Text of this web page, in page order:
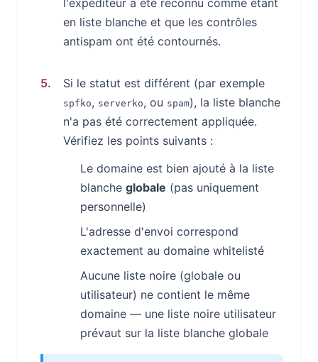
l'expéditeur a été reconnu comme étant
en liste blanche et que les contrôles
antispam ont été contournés.
Si le statut est différent (par exemple
spfko, serverko, ou spam), la liste blanche
n'a pas été correctement appliquée.
Vérifiez les points suivants :
Le domaine est bien ajouté à la liste
blanche globale (pas uniquement
personnelle)
L'adresse d'envoi correspond
exactement au domaine whitelisté
Aucune liste noire (globale ou
utilisateur) ne contient le même
domaine — une liste noire utilisateur
prévaut sur la liste blanche globale